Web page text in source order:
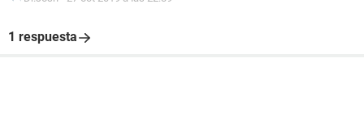
1 respuesta